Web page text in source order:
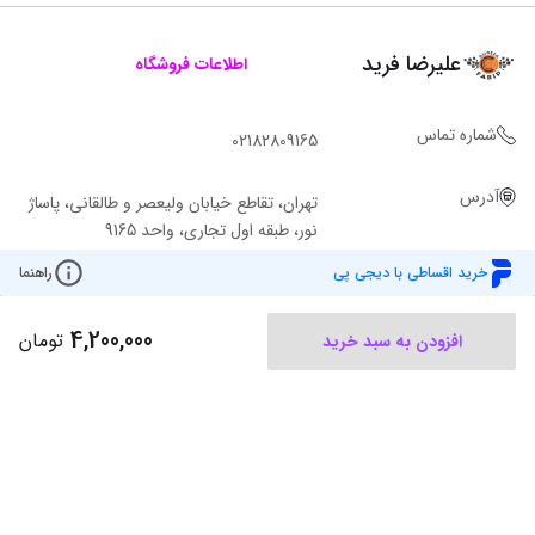
خرید اقساطی با دیجی پی راهنما
افزودن به سبد خرید 4,200,000 تومان
علیرضا فرید اطلاعات فروشگاه
شماره تماس 02182809165
آدرس
تهران، تقاطع خیابان ولیعصر و طالقانی، پاساژ
نور، طبقه اول تجاری، واحد 9165